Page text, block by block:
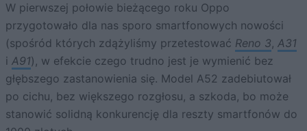
W pierwszej połowie bieżącego roku Oppo
przygotowało dla nas sporo smartfonowych nowości
(spośród których zdążyliśmy przetestować Reno 3, A31
i A91), w efekcie czego trudno jest je wymienić bez
głębszego zastanowienia się. Model A52 zadebiutował
po cichu, bez większego rozgłosu, a szkoda, bo może
stanowić solidną konkurencję dla reszty smartfonów do